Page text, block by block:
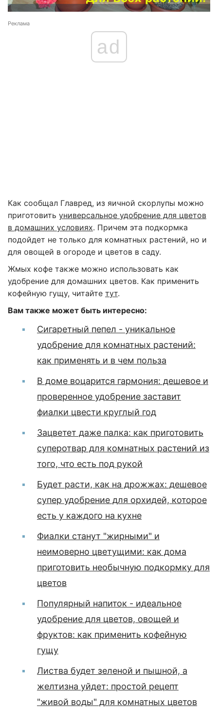
Реклама
ad
Как сообщал Главред, из яичной скорлупы можно
приготовить универсальное удобрение для цветов
в домашних условиях. Причем эта подкормка
подойдет не только для комнатных растений, но и
для овощей в огороде и цветов в саду.
Жмых кофе также можно использовать как
удобрение для домашних цветов. Как применить
кофейную гущу, читайте тут.
Вам также может быть интересно:
Сигаретный пепел - уникальное
удобрение для комнатных растений:
как применять и в чем польза
В доме воцарится гармония: дешевое и
проверенное удобрение заставит
фиалки цвести круглый год
Зацветет даже палка: как приготовить
суперотвар для комнатных растений из
того, что есть под рукой
Будет расти, как на дрожжах: дешевое
супер удобрение для орхидей, которое
есть у каждого на кухне
Фиалки станут "жирными" и
неимоверно цветущими: как дома
приготовить необычную подкормку для
цветов
Популярный напиток - идеальное
удобрение для цветов, овощей и
фруктов: как применить кофейную
гущу
Листва будет зеленой и пышной, а
желтизна уйдет: простой рецепт
"живой воды" для комнатных цветов